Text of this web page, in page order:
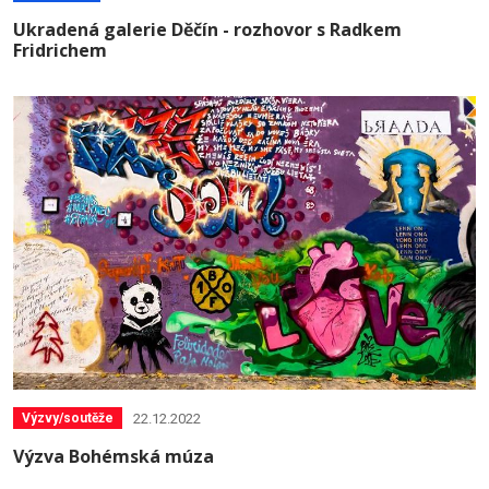
Ukradená galerie Děčín - rozhovor s Radkem
Fridrichem
Výzvy/soutěže 22.12.2022
Výzva Bohémská múza